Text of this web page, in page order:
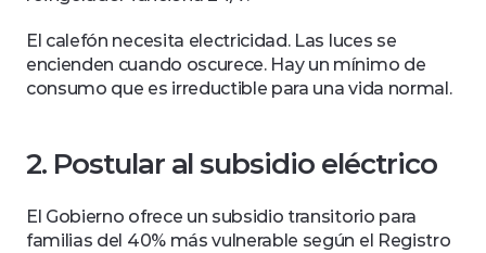
El calefón necesita electricidad. Las luces se
encienden cuando oscurece. Hay un mínimo de
consumo que es irreductible para una vida normal.
2. Postular al subsidio eléctrico
El Gobierno ofrece un subsidio transitorio para
familias del 40% más vulnerable según el Registro